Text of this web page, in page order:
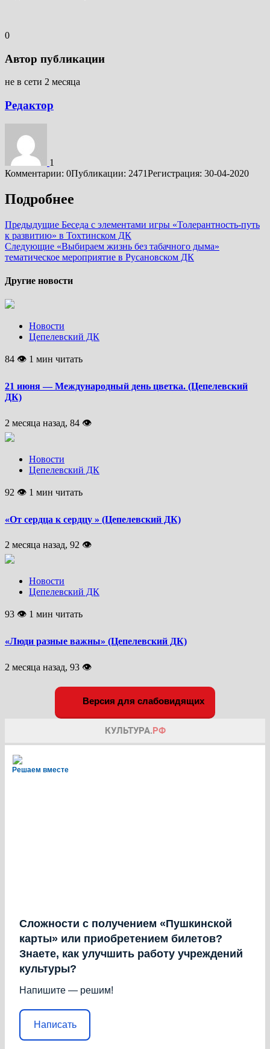
0
Автор публикации
не в сети 2 месяца
Редактор
1
Комментарии: 0Публикации: 2471Регистрация: 30-04-2020
Подробнее
Предыдущие Беседа с элементами игры «Толерантность-путь
к развитию» в Тохтинском ДК
Следующие «Выбираем жизнь без табачного дыма»
тематическое мероприятие в Русановском ДК
Другие новости
Новости
Цепелевский ДК
84 👁 1 мин читать
21 июня — Международный день цветка. (Цепелевский
ДК)
2 месяца назад, 84 👁
Новости
Цепелевский ДК
92 👁 1 мин читать
«От сердца к сердцу » (Цепелевский ДК)
2 месяца назад, 92 👁
Новости
Цепелевский ДК
93 👁 1 мин читать
«Люди разные важны» (Цепелевский ДК)
2 месяца назад, 93 👁
Версия для слабовидящих
Решаем вместе
Сложности с получением «Пушкинской
карты» или приобретением билетов?
Знаете, как улучшить работу учреждений
культуры?
Напишите — решим!
Написать